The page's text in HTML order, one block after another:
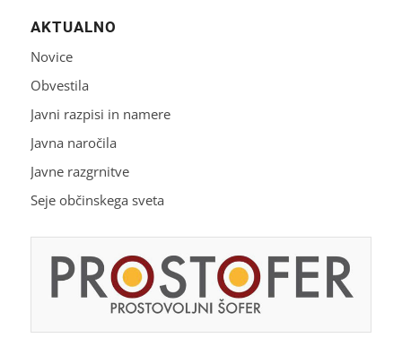
AKTUALNO
Novice
Obvestila
Javni razpisi in namere
Javna naročila
Javne razgrnitve
Seje občinskega sveta